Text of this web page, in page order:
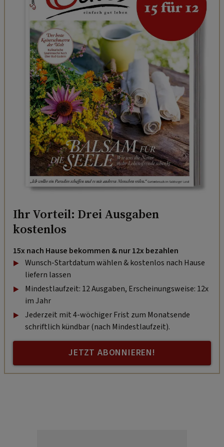
Ihr Vorteil: Drei Ausgaben
kostenlos
15x nach Hause bekommen & nur 12x bezahlen
Wunsch-Startdatum wählen & kostenlos nach Hause
liefern lassen
Mindestlaufzeit: 12 Ausgaben, Erscheinungsweise: 12x
im Jahr
Jederzeit mit 4-wöchiger Frist zum Monatsende
schriftlich kündbar (nach Mindestlaufzeit).
JETZT ABONNIEREN!